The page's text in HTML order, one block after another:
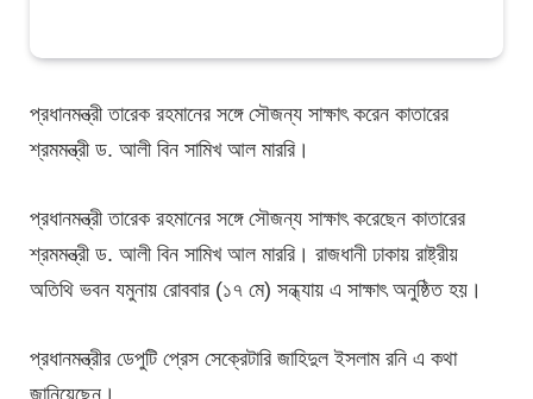
প্রধানমন্ত্রী তারেক রহমানের সঙ্গে সৌজন্য সাক্ষাৎ করেন কাতারের
শ্রমমন্ত্রী ড. আলী বিন সামিখ আল মাররি।
প্রধানমন্ত্রী তারেক রহমানের সঙ্গে সৌজন্য সাক্ষাৎ করেছেন কাতারের
শ্রমমন্ত্রী ড. আলী বিন সামিখ আল মাররি। রাজধানী ঢাকায় রাষ্ট্রীয়
অতিথি ভবন যমুনায় রোববার (১৭ মে) সন্ধ্যায় এ সাক্ষাৎ অনুষ্ঠিত হয়।
প্রধানমন্ত্রীর ডেপুটি প্রেস সেক্রেটারি জাহিদুল ইসলাম রনি এ কথা
জানিয়েছেন।